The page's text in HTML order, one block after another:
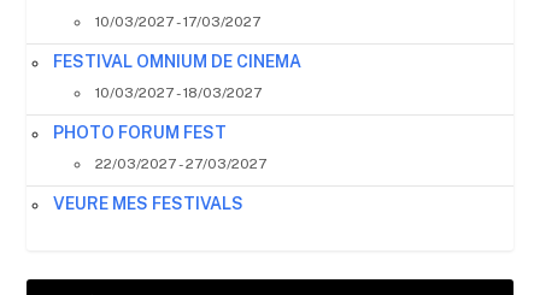
10/03/2027 - 17/03/2027
FESTIVAL OMNIUM DE CINEMA
10/03/2027 - 18/03/2027
PHOTO FORUM FEST
22/03/2027 - 27/03/2027
VEURE MES FESTIVALS